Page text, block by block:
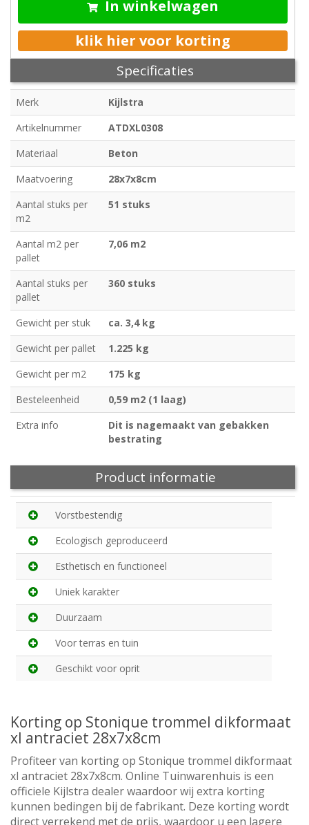
In winkelwagen
klik hier voor korting
Specificaties
Merk
Kijlstra
Artikelnummer
ATDXL0308
Materiaal
Beton
Maatvoering
28x7x8cm
Aantal stuks per
m2
51 stuks
Aantal m2 per
pallet
7,06 m2
Aantal stuks per
pallet
360 stuks
Gewicht per stuk
ca. 3,4 kg
Gewicht per pallet
1.225 kg
Gewicht per m2
175 kg
Besteleenheid
0,59 m2 (1 laag)
Extra info
Dit is nagemaakt van gebakken
bestrating
Product informatie
Vorstbestendig
Ecologisch geproduceerd
Esthetisch en functioneel
Uniek karakter
Duurzaam
Voor terras en tuin
Geschikt voor oprit
Korting op Stonique trommel dikformaat
xl antraciet 28x7x8cm
Profiteer van korting op Stonique trommel dikformaat
xl antraciet 28x7x8cm. Online Tuinwarenhuis is een
officiele Kijlstra dealer waardoor wij extra korting
kunnen bedingen bij de fabrikant. Deze korting wordt
direct verrekend met de prijs, waardoor u een lagere